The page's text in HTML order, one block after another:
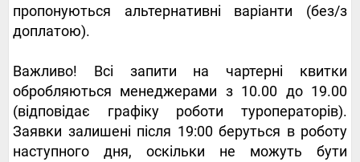
пропонуються альтернативні варіанти (без/з
доплатою).
Важливо! Всі запити на чартерні квитки
обробляються менеджерами з 10.00 до 19.00
(відповідає графіку роботи туроператорів).
Заявки залишені після 19:00 беруться в роботу
наступного дня, оскільки не можуть бути